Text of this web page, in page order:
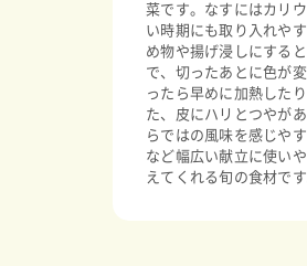
菜です。なすにはカリ
い時期にも取り入れや
め物や揚げ浸しにする
で、切ったあとに色が
ったら早めに加熱した
た、皮にハリとつやが
らではの風味を感じや
など幅広い献立に使い
えてくれる旬の食材です